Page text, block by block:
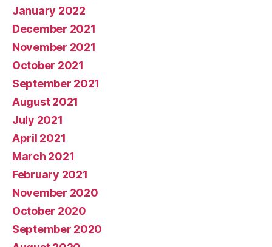
January 2022
December 2021
November 2021
October 2021
September 2021
August 2021
July 2021
April 2021
March 2021
February 2021
November 2020
October 2020
September 2020